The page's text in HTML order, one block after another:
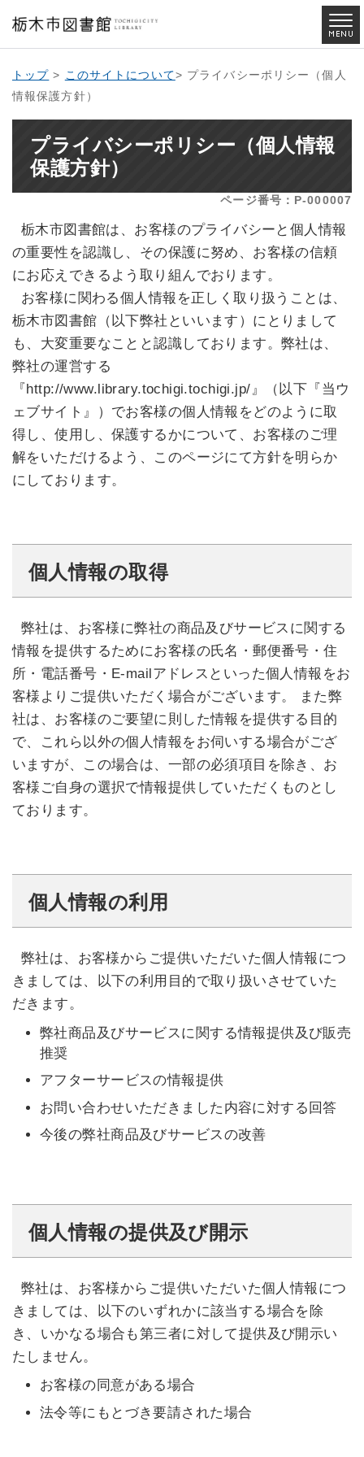
トップ > このサイトについて> プライバシーポリシー（個人
情報保護方針）
プライバシーポリシー（個人情報
保護方針）
ページ番号：P-000007
栃木市図書館は、お客様のプライバシーと個人情報
の重要性を認識し、その保護に努め、お客様の信頼
にお応えできるよう取り組んでおります。
お客様に関わる個人情報を正しく取り扱うことは、
栃木市図書館（以下弊社といいます）にとりまして
も、大変重要なことと認識しております。弊社は、
弊社の運営する
『http://www.library.tochigi.tochigi.jp/』（以下『当ウ
ェブサイト』）でお客様の個人情報をどのように取
得し、使用し、保護するかについて、お客様のご理
解をいただけるよう、このページにて方針を明らか
にしております。
個人情報の取得
弊社は、お客様に弊社の商品及びサービスに関する
情報を提供するためにお客様の氏名・郵便番号・住
所・電話番号・E-mailアドレスといった個人情報をお
客様よりご提供いただく場合がございます。 また弊
社は、お客様のご要望に則した情報を提供する目的
で、これら以外の個人情報をお伺いする場合がござ
いますが、この場合は、一部の必須項目を除き、お
客様ご自身の選択で情報提供していただくものとし
ております。
個人情報の利用
弊社は、お客様からご提供いただいた個人情報につ
きましては、以下の利用目的で取り扱いさせていた
だきます。
弊社商品及びサービスに関する情報提供及び販売
推奨
アフターサービスの情報提供
お問い合わせいただきました内容に対する回答
今後の弊社商品及びサービスの改善
個人情報の提供及び開示
弊社は、お客様からご提供いただいた個人情報につ
きましては、以下のいずれかに該当する場合を除
き、いかなる場合も第三者に対して提供及び開示い
たしません。
お客様の同意がある場合
法令等にもとづき要請された場合